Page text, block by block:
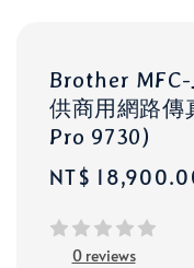
Brother
供商用網路傳
Pro 9730)
Regular
NT$
0 reviews